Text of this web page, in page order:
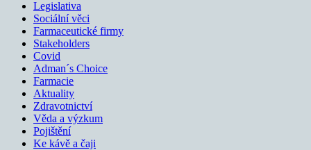
Legislativa
Sociální věci
Farmaceutické firmy
Stakeholders
Covid
Adman´s Choice
Farmacie
Aktuality
Zdravotnictví
Věda a výzkum
Pojištění
Ke kávě a čaji